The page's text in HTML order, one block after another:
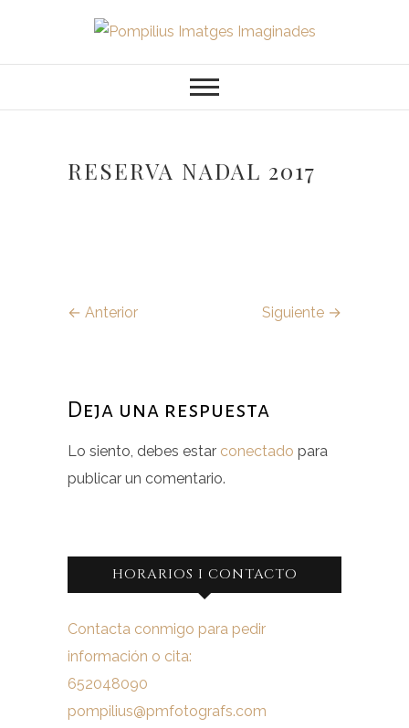
contenido
Pompilius
Imatges
Imaginades
RESERVA NADAL 2017
← Anterior Siguiente →
Deja una respuesta
Lo siento, debes estar conectado para
publicar un comentario.
HORARIOS I CONTACTO
Contacta conmigo para pedir
información o cita:
652048090
pompilius@pmfotografs.com